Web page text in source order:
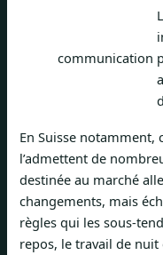
communication
En Suisse notamment,
l’admettent de
destinée au marché
changements, mais
règles qui les sous-
repos, le travail de